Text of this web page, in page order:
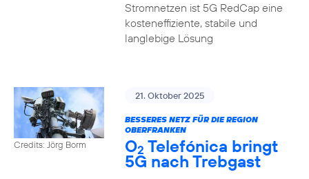
Stromnetzen ist 5G RedCap eine
kosteneffiziente, stabile und
langlebige Lösung
Credits: Jörg Borm
21. Oktober 2025
BESSERES NETZ FÜR DIE REGION
OBERFRANKEN
O2 Telefónica bringt
5G nach Trebgast